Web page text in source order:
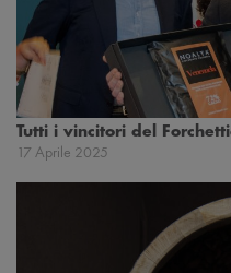
Tutti i vincitori del
17 Aprile 2025